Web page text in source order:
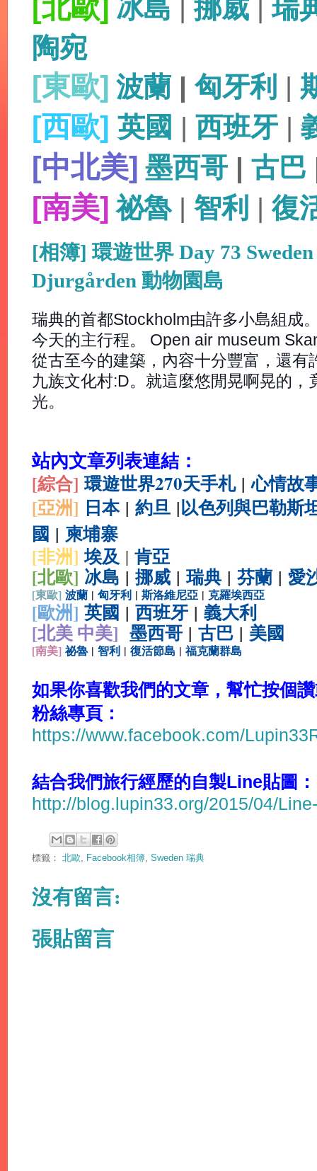
[北歐] 冰島 |挪威 |瑞
陶宛
[東歐] 波蘭 | 匈牙利 |
[西歐] 英國 | 西班牙 |
[中北美] 墨西哥 | 古巴
[南美] 祕魯| 智利 |復
[相簿] 環遊世界 Day 73
Djurgården 動物園島
瑞典的首都Stockholm由許多小島組成
今天的主行程。 Open air museum
從古至今的建築，內容十分豐富，還有
九族文化村:D。就這麼悠閒晃啊晃的
光。
站內文章列表連結：
[綜合] 環遊世界270天手札|心情故
[亞洲] 日本 | 約旦 |以色列與巴勒斯
國 | 柬埔寨
[非洲]埃及 | 肯亞
[北歐] 冰島 | 挪威 | 瑞典 | 芬蘭 | 愛
[東歐] 波蘭 | 匈牙利 | 斯洛維尼亞 | 克羅埃西亞
[歐洲] 英國 | 西班牙 | 義大利
[北美 中美] 墨西哥 | 古巴 | 美國
[南美] 祕魯 | 智利 | 復活節島 | 福克蘭群島
如果你喜歡我們的文章，幫忙按個
粉絲專頁：
https://www.facebook.com/
結合我們旅行經歷的自製Line貼圖：
http://blog.lupin33.org/2015/04/
標籤： 北歐 Facebook相簿 Sweden 瑞典
沒有留言:
張貼留言